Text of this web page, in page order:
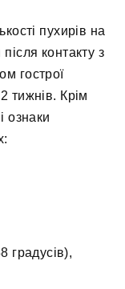
пухирів на
контакту з
гострої
тижнів. Крім
ознаки
градусів),